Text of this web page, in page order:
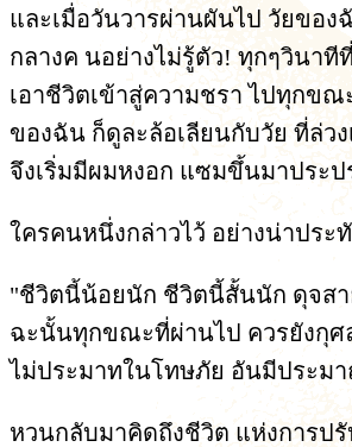
และเมื่อวันวารผ่านผันไป วัยของ
กลางค นอย่างไม่รู้ตัว! ทุกๆวินาที
เอาชีวิตเข้าสู่ความชรา ไปทุกข
ของฉัน ก็ดูละล้อเลียนกับวัย ที่ล่ว
จึงเริ่มมีผมหงอก แซมขึ้นมาประป
ใครคนหนึ่งกล่าวไว้ อย่างน่าประ
"ชีวิตนี้น้อยนัก ชีวิตนี้สั้นนัก ดุจสา
ฉะนั้นทุกขณะที่ผ่านไป ควรยังกุศ
ไม่ประมาทในโทษภัย อันมีประม
หวนกลับมาคิดถึงชีวิต แห่งการป